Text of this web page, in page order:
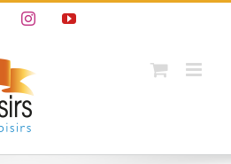
FacebookInstagramYouTube